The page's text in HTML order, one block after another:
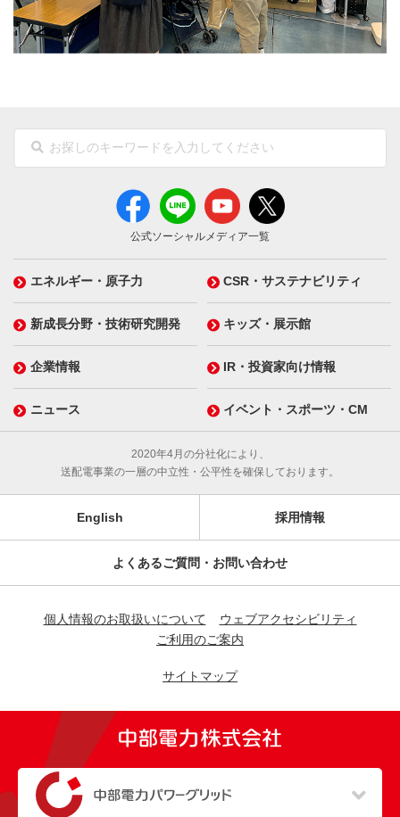
公式ソーシャルメディア一覧
エネルギー・原子力 CSR・サステナビリティ
新成長分野・技術研究開発 キッズ・展示館
企業情報 IR・投資家向け情報
ニュース イベント・スポーツ・CM
2020年4月の分社化により、
送配電事業の一層の中立性・公平性を確保しております。
English 採用情報
よくあるご質問・お問い合わせ
個人情報のお取扱いについて
ウェブアクセシビリティ
ご利用のご案内
サイトマップ
（新しいウィンドウを開きます）